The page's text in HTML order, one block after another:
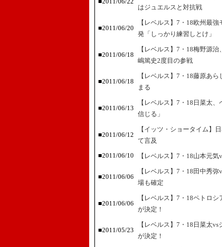
はジュエルスと対抗戦
■2011/06/20
【レベルス】7・18欧州最
発「しっかり練習しとけ」
■2011/06/18
【レベルス】7・18梅野源
嶋篤史2度目の参戦
■2011/06/18
【レベルス】7・18藤原あ
まる
■2011/06/13
【レベルス】7・18日菜太
信じる」
■2011/06/12
【イッツ・ショータイム】
て言及
■2011/06/10
【レベルス】7・18山本元
■2011/06/06
【レベルス】7・18田中秀
場も確定
■2011/06/06
【レベルス】7・18ペトロ
が決定！
■2011/05/23
【レベルス】7・18日菜太
が決定！